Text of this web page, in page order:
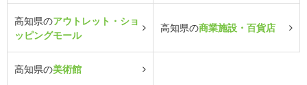
高知県のアウトレット・ショ
ッピングモール
高知県の商業施設・百貨店
高知県の美術館